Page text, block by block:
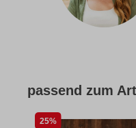
passend zum
25%